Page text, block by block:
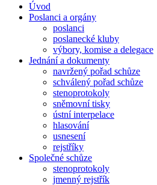
Úvod
Poslanci a orgány
poslanci
poslanecké kluby
výbory, komise a delegace
Jednání a dokumenty
navržený pořad schůze
schválený pořad schůze
stenoprotokoly
sněmovní tisky
ústní interpelace
hlasování
usnesení
rejstříky
Společné schůze
stenoprotokoly
jmenný rejstřík